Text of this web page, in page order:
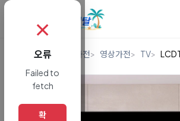
렌탈 디지털/가전 영상가전 TV
✗
오류
Failed to
fetch
확